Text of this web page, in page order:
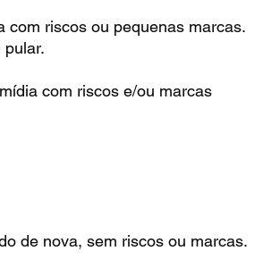
com riscos ou pequenas marcas.
pular.
com riscos e/ou marcas
de nova, sem riscos ou marcas.